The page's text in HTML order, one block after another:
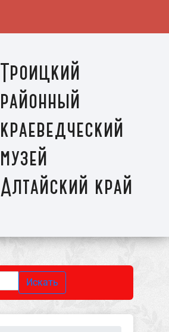
Троицкий
районный
краеведческий
музей
Алтайский край
Искать